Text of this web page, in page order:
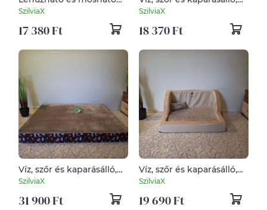
kutyafekhely, kutyaágy
SzilviaX
17 380 Ft
lehúzható és mosható
SzilviaX
18 370 Ft
Víz, szőr és kaparásálló,
lehúzható és mosható
SzilviaX
31 900 Ft
Víz, szőr és kaparásálló,
lehúzható és mosható
SzilviaX
19 690 Ft